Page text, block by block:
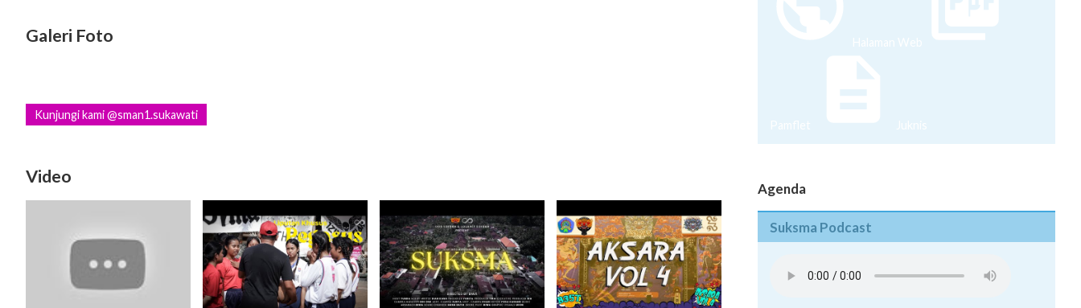
Galeri Foto
Kunjungi kami @sman1.sukawati
Video
Halaman Web
Pamflet Juknis
Agenda
Suksma Podcast